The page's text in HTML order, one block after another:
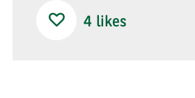
4 likes